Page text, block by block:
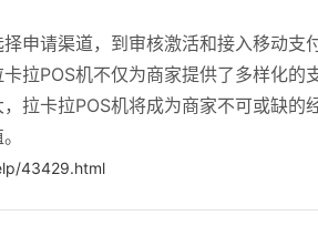
申请渠道，到审核激活和接入移动支
拉POS机不仅为商家提供了多样化的
拉卡拉POS机将成为商家不可或缺的
43429.html